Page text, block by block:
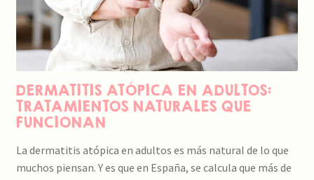
DERMATITIS ATÓPICA EN ADULTOS:
TRATAMIENTOS NATURALES QUE
FUNCIONAN
La dermatitis atópica en adultos es más natural de lo que
muchos piensan. Y es que en España, se calcula que más de